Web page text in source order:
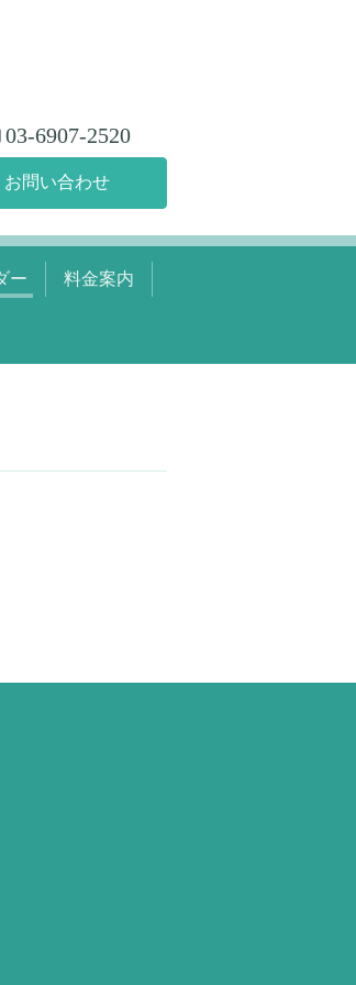
03-6907-2520
お問い合わせ
ー 料金案内